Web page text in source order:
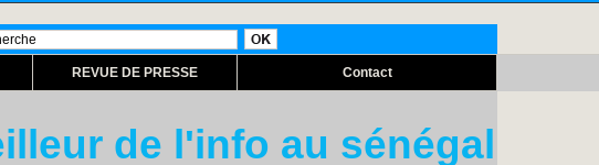
REVUE DE PRESSE Contact
de l'info au sénégal